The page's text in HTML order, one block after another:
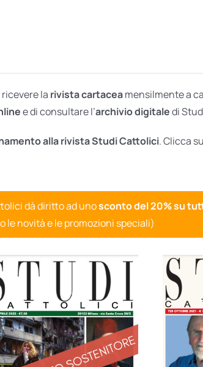
la rivista cartaceamensilmente a
e di consultare l’archivio digitaledi
alla rivista Studi Cattolici. Clicca
dà diritto ad unosconto del 20% su
le novità e le promozioni speciali)